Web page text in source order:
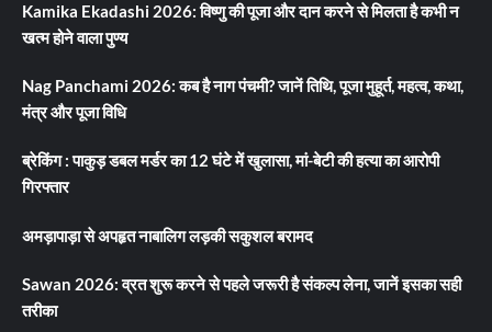
Kamika Ekadashi 2026: विष्णु की पूजा और दान करने से मिलता है कभी न
खत्म होने वाला पुण्य
Nag Panchami 2026: कब है नाग पंचमी? जानें तिथि, पूजा मुहूर्त, महत्व, कथा,
मंत्र और पूजा विधि
ब्रेकिंग : पाकुड़ डबल मर्डर का 12 घंटे में खुलासा, मां-बेटी की हत्या का आरोपी
गिरफ्तार
अमड़ापाड़ा से अपहृत नाबालिग लड़की सकुशल बरामद
Sawan 2026: व्रत शुरू करने से पहले जरूरी है संकल्प लेना, जानें इसका सही
तरीका